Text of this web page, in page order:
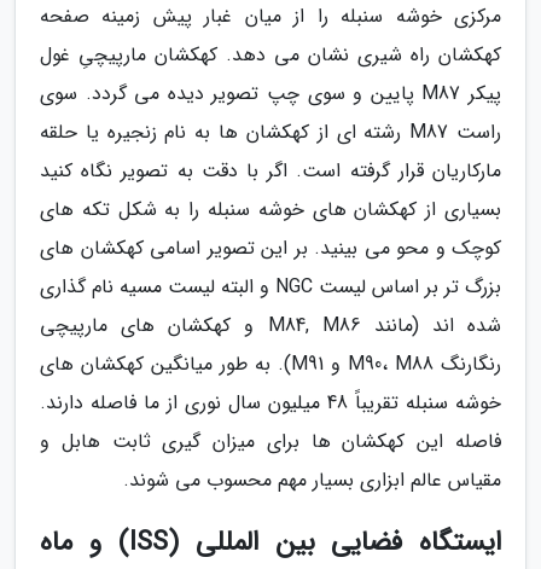
مرکزی خوشه سنبله را از میان غبار پیش زمینه صفحه
کهکشان راه شیری نشان می دهد. کهکشان مارپیچیِ غول
پیکر M87 پایین و سوی چپ تصویر دیده می گردد. سوی
راست M87 رشته ای از کهکشان ها به نام زنجیره یا حلقه
مارکاریان قرار گرفته است. اگر با دقت به تصویر نگاه کنید
بسیاری از کهکشان های خوشه سنبله را به شکل تکه های
کوچک و محو می بینید. بر این تصویر اسامی کهکشان های
بزرگ تر بر اساس لیست NGC و البته لیست مسیه نام گذاری
شده اند (مانند M84, M86 و کهکشان های مارپیچی
رنگارنگ M90، M88 و M91). به طور میانگین کهکشان های
خوشه سنبله تقریباً 48 میلیون سال نوری از ما فاصله دارند.
فاصله این کهکشان ها برای میزان گیری ثابت هابل و
مقیاس عالم ابزاری بسیار مهم محسوب می شوند.
ایستگاه فضایی بین المللی (ISS) و ماه